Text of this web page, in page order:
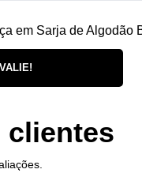
em Sarja de Algodão
clientes